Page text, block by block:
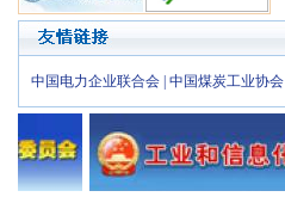
中国电力企业联合会 中国煤炭工业协会